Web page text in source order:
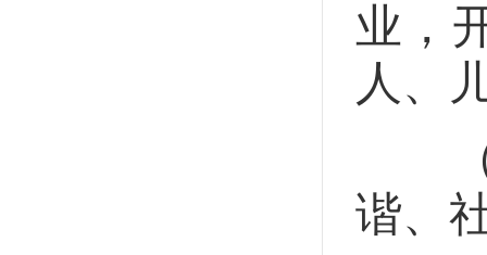
业，
人、
（
谐、